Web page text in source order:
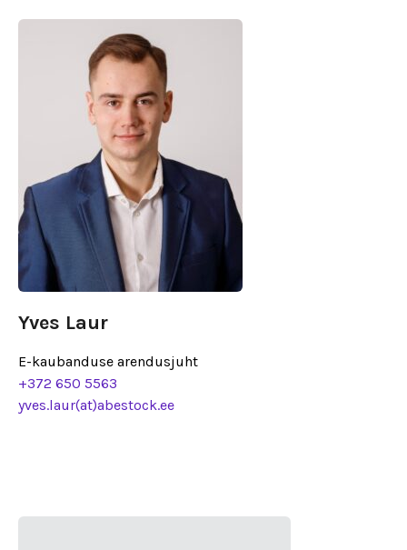
Yves Laur
E-kaubanduse arendusjuht
+372 650 5563
yves.laur(at)abestock.ee